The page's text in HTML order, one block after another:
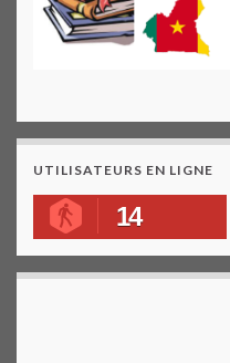
UTILISATEURS EN LIGNE
14